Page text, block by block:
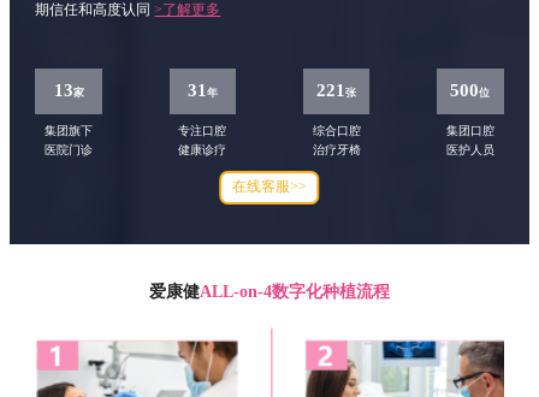
期信任和高度认同>了解更多
13家
集团旗下
医院门诊
31年
专注口腔
健康诊疗
221张
综合口腔
治疗牙椅
500位
集团口腔
医护人员
在线客服>>
爱康健ALL-on-4数字化种植流程